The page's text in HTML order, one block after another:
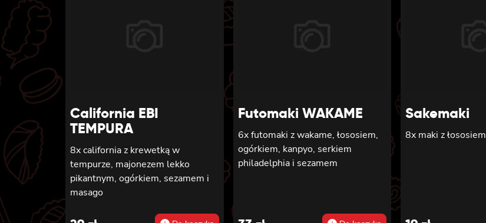
California EBI
TEMPURA
8x california z krewetką w
tempurze, majonezem lekko
pikantnym, ogórkiem, sezamem i
masago
Futomaki WAKAME
6x futomaki z wakame, łososiem,
ogórkiem, kanpyo, serkiem
philadelphia i sezamem
Sakemaki
8x maki z łososiem